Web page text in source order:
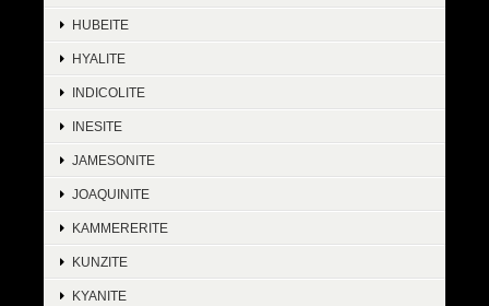
HUBEITE
HYALITE
INDICOLITE
INESITE
JAMESONITE
JOAQUINITE
KAMMERERITE
KUNZITE
KYANITE